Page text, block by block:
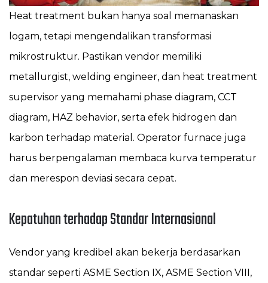
Heat treatment bukan hanya soal memanaskan
logam, tetapi mengendalikan transformasi
mikrostruktur. Pastikan vendor memiliki
metallurgist, welding engineer, dan heat treatment
supervisor yang memahami phase diagram, CCT
diagram, HAZ behavior, serta efek hidrogen dan
karbon terhadap material. Operator furnace juga
harus berpengalaman membaca kurva temperatur
dan merespon deviasi secara cepat.
Kepatuhan terhadap Standar Internasional
Vendor yang kredibel akan bekerja berdasarkan
standar seperti ASME Section IX, ASME Section VIII,